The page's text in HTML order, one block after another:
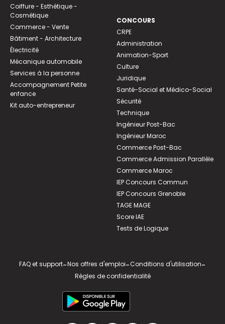
Coiffure - Esthétique -
Cosmétique
Commerce - Vente
Bâtiment - Architecture
Électricité
Mécanique automobile
Services à la personne
Accompagnement Petite
enfance
Kit auto-entrepreneur
CONCOURS
CRPE
Administration
Animation-Sport
Culture
Juridique
Santé-Social et Médico-Social
Sécurité
Technique
Ingénieur Post-Bac
Ingénieur Maroc
Commerce Post-Bac
Commerce Admission Parallèle
Commerce Maroc
IEP Concours Commun
IEP Concours Grenoble
TAGE MAGE
Score IAE
Tests de Logique
FAQ et support-Nos offres d'emploi-Conditions d'utilisation-
Règles de confidentialité